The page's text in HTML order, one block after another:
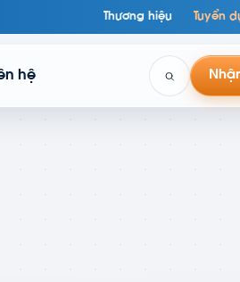
Thương hiệu Tuyển
hệ